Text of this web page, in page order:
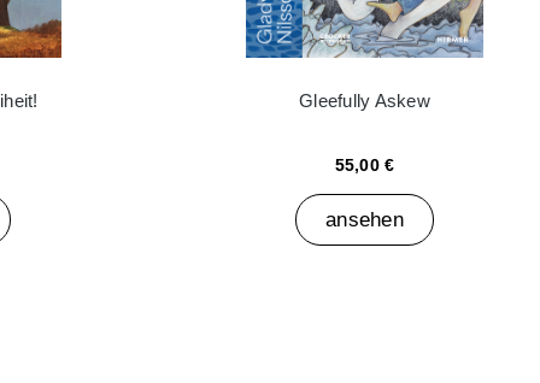
Gleefully Askew
55,00 €
ansehen